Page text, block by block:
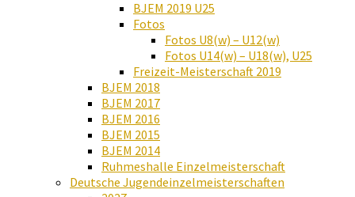
BJEM 2019 U25
Fotos
Fotos U8(w) – U12(w)
Fotos U14(w) – U18(w), U25
Freizeit-Meisterschaft 2019
BJEM 2018
BJEM 2017
BJEM 2016
BJEM 2015
BJEM 2014
Ruhmeshalle Einzelmeisterschaft
Deutsche Jugendeinzelmeisterschaften